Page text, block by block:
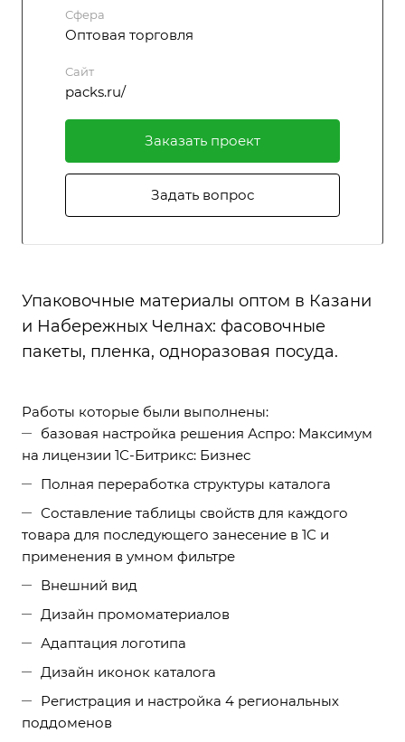
Сфера
Оптовая торговля
Сайт
packs.ru/
Заказать проект
Задать вопрос
Упаковочные материалы оптом в Казани
и Набережных Челнах: фасовочные
пакеты, пленка, одноразовая посуда.
Работы которые были выполнены:
базовая настройка решения Аспро: Максимум
на лицензии 1С-Битрикс: Бизнес
Полная переработка структуры каталога
Составление таблицы свойств для каждого
товара для последующего занесение в 1С и
применения в умном фильтре
Внешний вид
Дизайн промоматериалов
Адаптация логотипа
Дизайн иконок каталога
Регистрация и настройка 4 региональных
поддоменов